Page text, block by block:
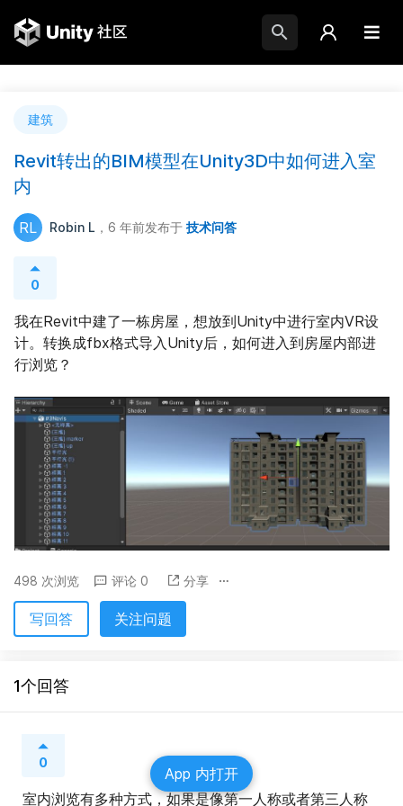
建筑
Revit转出的BIM模型在Unity3D中如何进入室
内
RL Robin L ，6 年前发布于 技术问答
0
我在Revit中建了一栋房屋，想放到Unity中进行室内VR设
计。转换成fbx格式导入Unity后，如何进入到房屋内部进
行浏览？
498 次浏览 评论 0 分享
写回答 关注问题
1个回答
0
室内浏览有多种方式，如果是像第一人称或者第三人称
App 内打开